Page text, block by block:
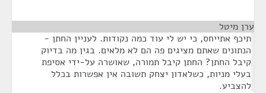
ערן מיטל
תיכף אתייחס, כי יש לי עוד כמה נקודות. לעניין החתן -
הנתונים שאתם מציגים פה הם לא מלאים. בגין מה בדיוק
קיבל החתן? החתן קיבל תמורה, שאושרה על-ידי אסיפת
בעלי מניות, כשלאדון יצחק תשובה אין אפשרות בכלל
להצביע.